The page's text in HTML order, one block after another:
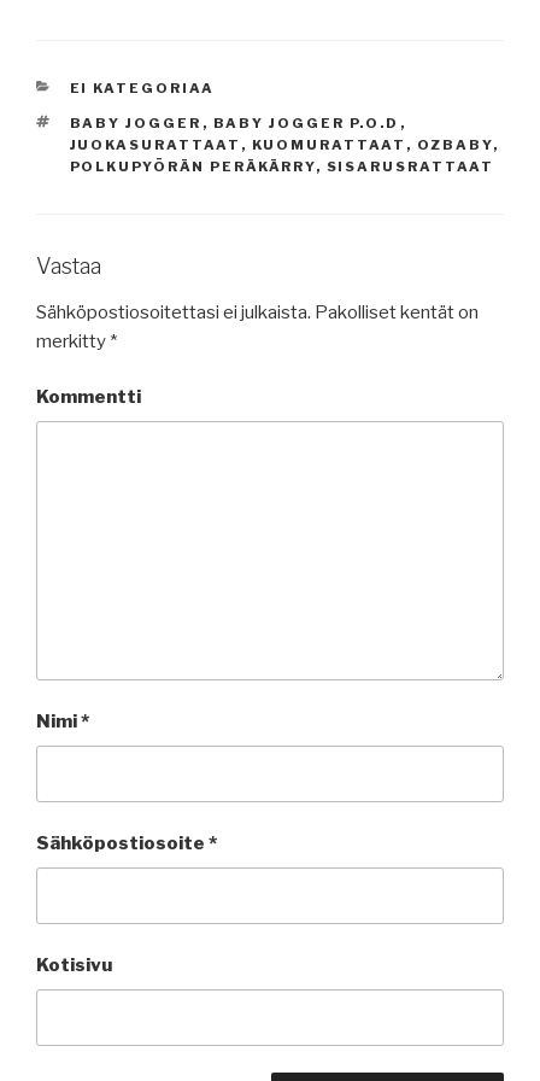
KATEGORIAT
EI KATEGORIAA
AVAINSANAT
BABY JOGGER , BABY JOGGER P.O.D ,
JUOKASURATTAAT , KUOMURATTAAT , OZBABY,
POLKUPYÖRÄN PERÄKÄRRY, SISARUSRATTAAT
Vastaa
Sähköpostiosoitettasi ei julkaista. Pakolliset kentät on
merkitty *
Kommentti
Nimi*
Sähköpostiosoite *
Kotisivu